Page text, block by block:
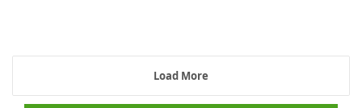
Load More